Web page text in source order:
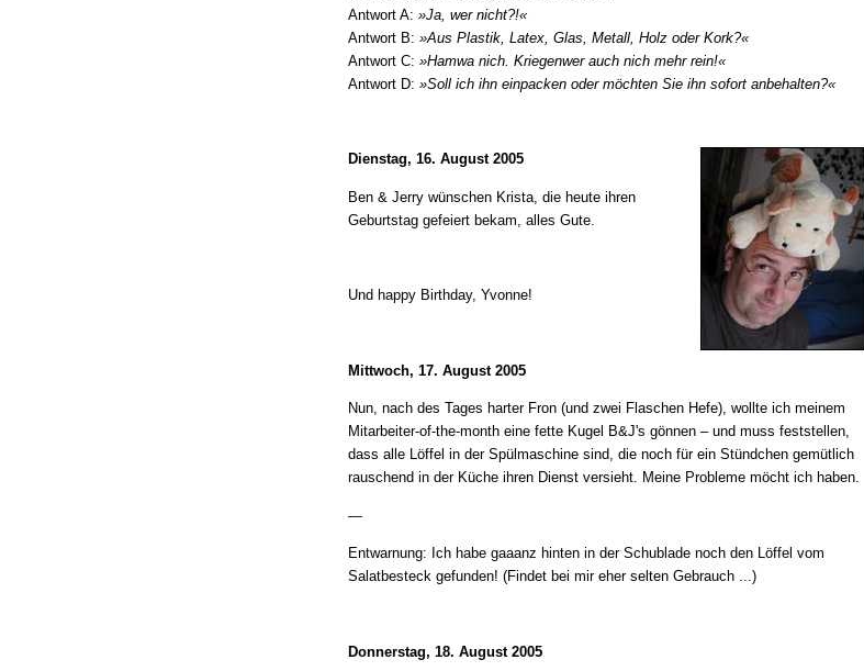
Antwort A: »Ja, wer nicht?!«
Antwort B: »Aus Plastik, Latex, Glas, Metall, Holz oder Kork?«
Antwort C: »Hamwa nich. Kriegenwer auch nich mehr rein!«
Antwort D: »Soll ich ihn einpacken oder möchten Sie ihn sofort anbehalten?«
Dienstag, 16. August 2005
Ben & Jerry wünschen Krista, die heute ihren
Geburtstag gefeiert bekam, alles Gute.
Und happy Birthday, Yvonne!
Mittwoch, 17. August 2005
Nun, nach des Tages harter Fron (und zwei Flaschen Hefe), wollte ich meinem
Mitarbeiter-of-the-month eine fette Kugel B&J's gönnen – und muss feststellen,
dass alle Löffel in der Spülmaschine sind, die noch für ein Stündchen gemütlich
rauschend in der Küche ihren Dienst versieht. Meine Probleme möcht ich haben.
—
Entwarnung: Ich habe gaaanz hinten in der Schublade noch den Löffel vom
Salatbesteck gefunden! (Findet bei mir eher selten Gebrauch ...)
Donnerstag, 18. August 2005